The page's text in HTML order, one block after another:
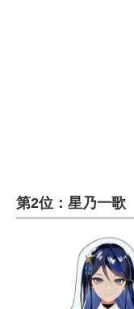
第2位：星乃一歌